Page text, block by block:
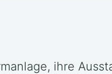
ihre